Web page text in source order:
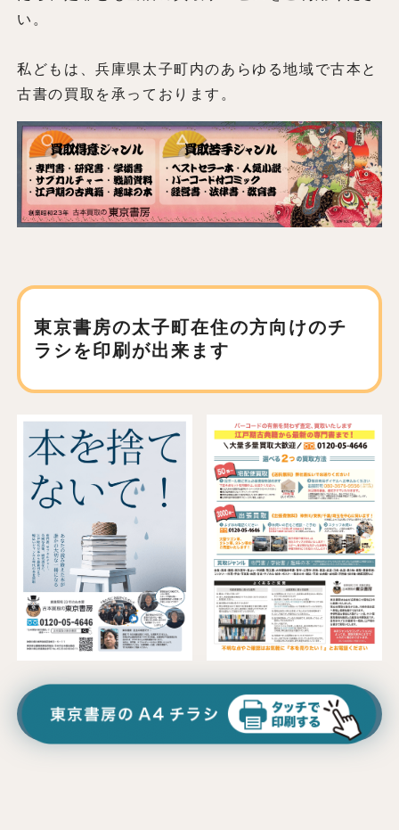
い。
私どもは、兵庫県太子町内のあらゆる地域で古本と
古書の買取を承っております。
東京書房の太子町在住の方向けのチ
ラシを印刷が出来ます